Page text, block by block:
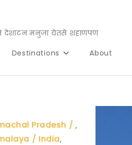
मनुजा येतसे शहाणपण
Destinations
About
Pradesh ,
,
India